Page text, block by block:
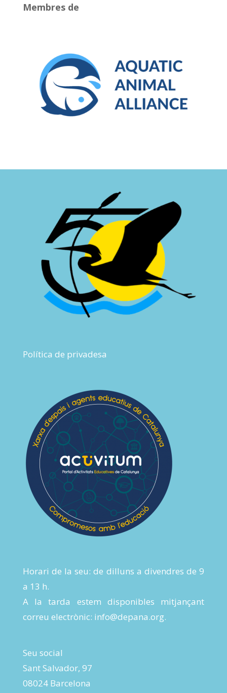
Membres de
Política de privadesa
Horari de la seu: de dilluns a divendres de 9
a 13 h.
A la tarda estem disponibles mitjançant
correu electrònic: info@depana.org.
Seu social
Sant Salvador, 97
08024 Barcelona